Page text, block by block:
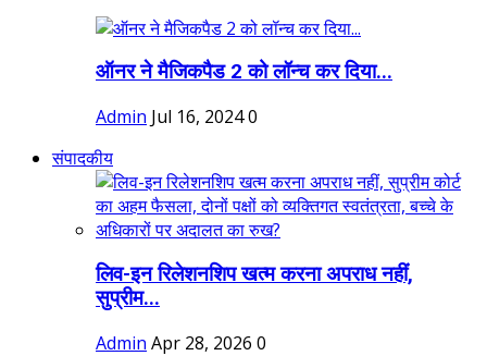
ऑनर ने मैजिकपैड 2 को लॉन्च कर दिया...
Admin Jul 16, 20240
संपादकीय
लिव-इन रिलेशनशिप खत्म करना अपराध नहीं,
सुप्रीम...
Admin Apr 28, 2026 0